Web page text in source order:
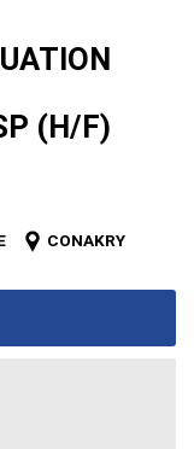
(H/F)
CONAKRY